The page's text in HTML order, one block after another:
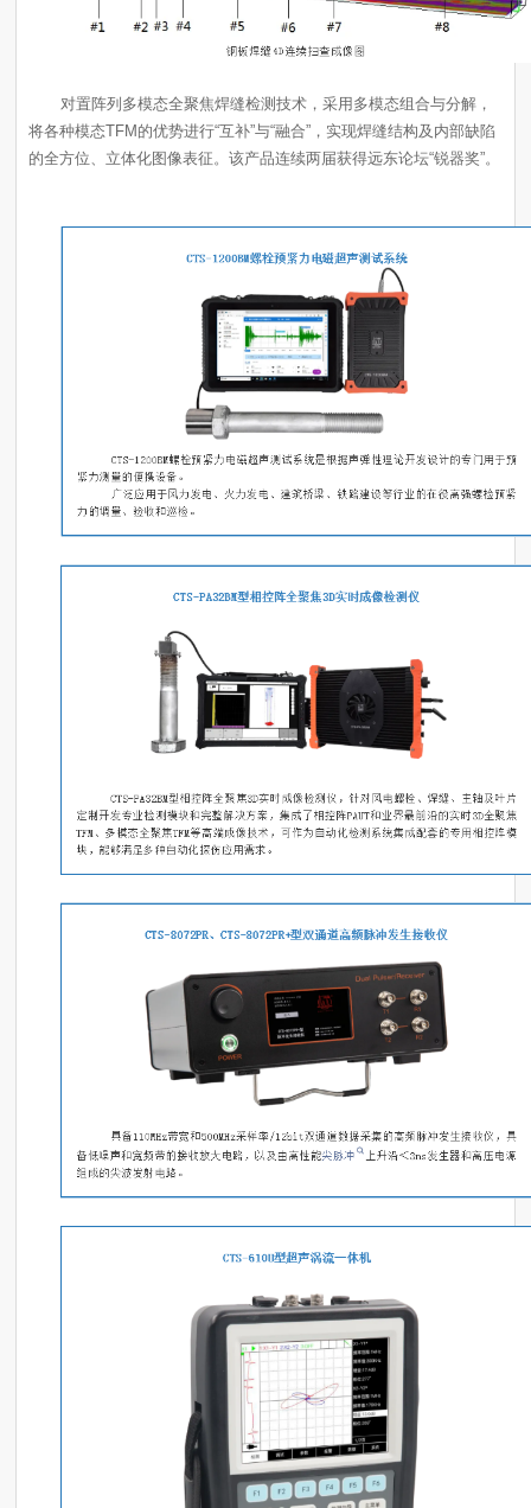
的全方位、立体化图像表征。该产品连续两届获得远东论坛“锐器奖”。